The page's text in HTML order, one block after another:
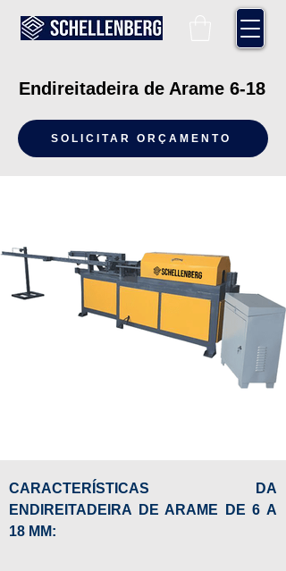
Endireitadeira de Arame 6-18
SOLICITAR ORÇAMENTO
CARACTERÍSTICAS DA
ENDIREITADEIRA DE ARAME DE 6 A
18 MM: